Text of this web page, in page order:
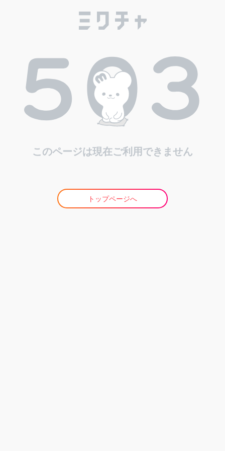
このページは現在ご利用できません